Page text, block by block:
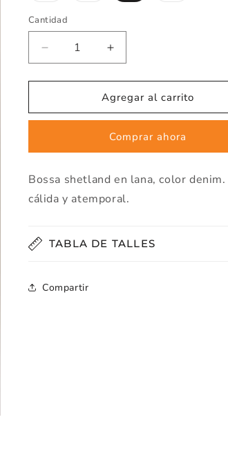
no
disponible
Cantidad
Cantidad
Disminuir
cantidad
de
SHETLAND
ART.
Aumentar
cantidad
de
BOSSA
SHETLAND
-
ART.
Agregar al carrito
Comprar ahora
Bossa shetland en lana, color denim.
cálida y atemporal.
TABLA DE TALLES
Compartir